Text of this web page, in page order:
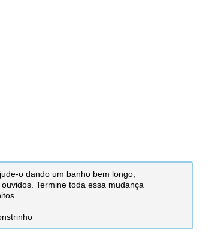
o dando um banho bem longo,
Termine toda essa mudança